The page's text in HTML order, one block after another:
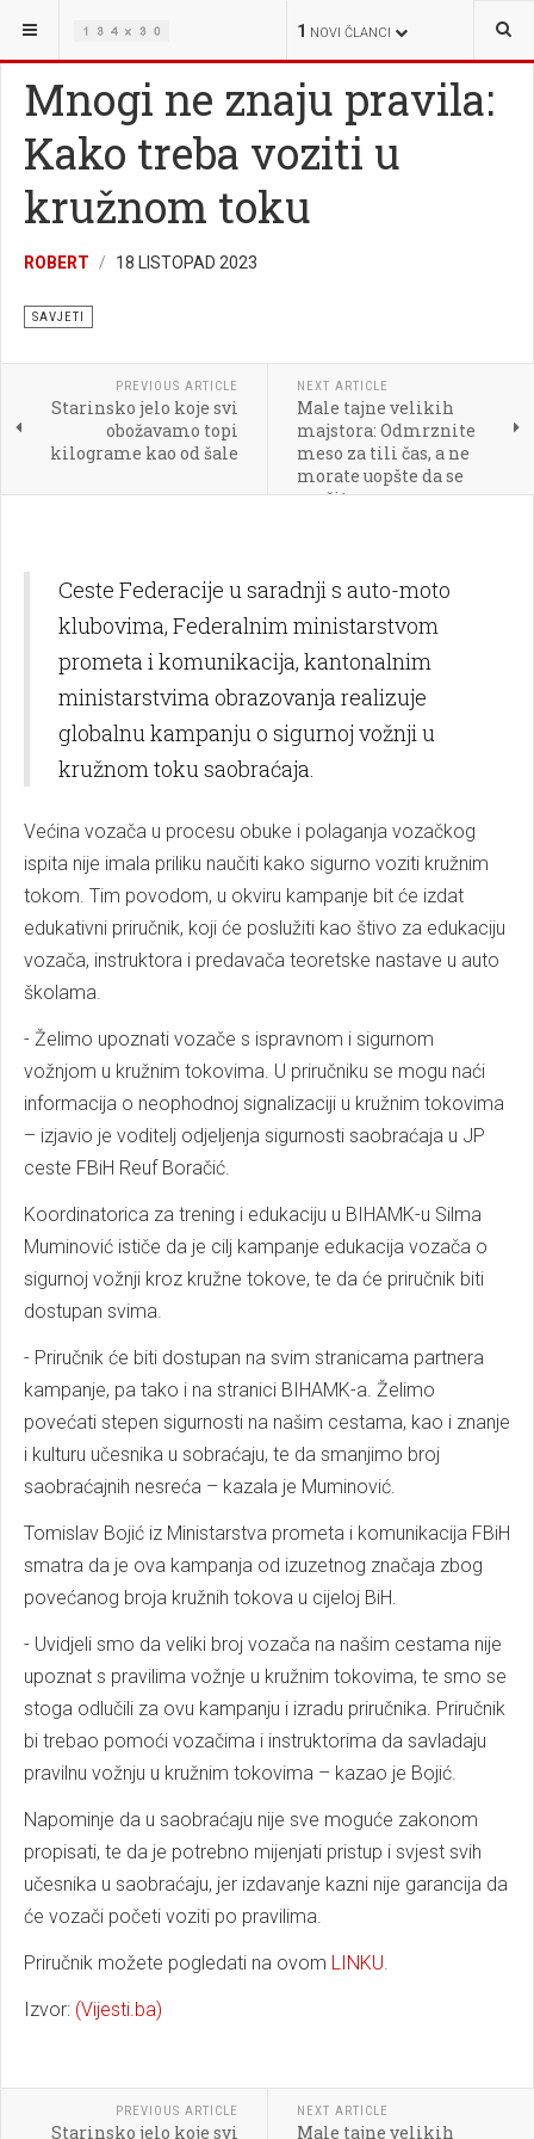
1 NOVI ČLANCI
NALAZITE SE OVDJE: SAVJETI
Mnogi ne znaju pravila:
Kako treba voziti u
kružnom toku
ROBERT 18 LISTOPAD 2023
SAVJETI
PREVIOUS ARTICLE
Starinsko jelo koje svi
obožavamo topi
kilograme kao od šale
NEXT ARTICLE
Male tajne velikih
majstora: Odmrznite
meso za tili čas, a ne
morate uopšte da se
mučite
Ceste Federacije u saradnji s auto-moto
klubovima, Federalnim ministarstvom
prometa i komunikacija, kantonalnim
ministarstvima obrazovanja realizuje
globalnu kampanju o sigurnoj vožnji u
kružnom toku saobraćaja.
Većina vozača u procesu obuke i polaganja vozačkog
ispita nije imala priliku naučiti kako sigurno voziti kružnim
tokom. Tim povodom, u okviru kampanje bit će izdat
edukativni priručnik, koji će poslužiti kao štivo za edukaciju
vozača, instruktora i predavača teoretske nastave u auto
školama.
- Želimo upoznati vozače s ispravnom i sigurnom
vožnjom u kružnim tokovima. U priručniku se mogu naći
informacija o neophodnoj signalizaciji u kružnim tokovima
– izjavio je voditelj odjeljenja sigurnosti saobraćaja u JP
ceste FBiH Reuf Boračić.
Koordinatorica za trening i edukaciju u BIHAMK-u Silma
Muminović ističe da je cilj kampanje edukacija vozača o
sigurnoj vožnji kroz kružne tokove, te da će priručnik biti
dostupan svima.
- Priručnik će biti dostupan na svim stranicama partnera
kampanje, pa tako i na stranici BIHAMK-a. Želimo
povećati stepen sigurnosti na našim cestama, kao i znanje
i kulturu učesnika u sobraćaju, te da smanjimo broj
saobraćajnih nesreća – kazala je Muminović.
Tomislav Bojić iz Ministarstva prometa i komunikacija FBiH
smatra da je ova kampanja od izuzetnog značaja zbog
povećanog broja kružnih tokova u cijeloj BiH.
- Uvidjeli smo da veliki broj vozača na našim cestama nije
upoznat s pravilima vožnje u kružnim tokovima, te smo se
stoga odlučili za ovu kampanju i izradu priručnika. Priručnik
bi trebao pomoći vozačima i instruktorima da savladaju
pravilnu vožnju u kružnim tokovima – kazao je Bojić.
Napominje da u saobraćaju nije sve moguće zakonom
propisati, te da je potrebno mijenjati pristup i svjest svih
učesnika u saobraćaju, jer izdavanje kazni nije garancija da
će vozači početi voziti po pravilima.
Priručnik možete pogledati na ovom LINKU.
Izvor: (Vijesti.ba)
PREVIOUS ARTICLE
Starinsko jelo koje svi
NEXT ARTICLE
Male tajne velikih